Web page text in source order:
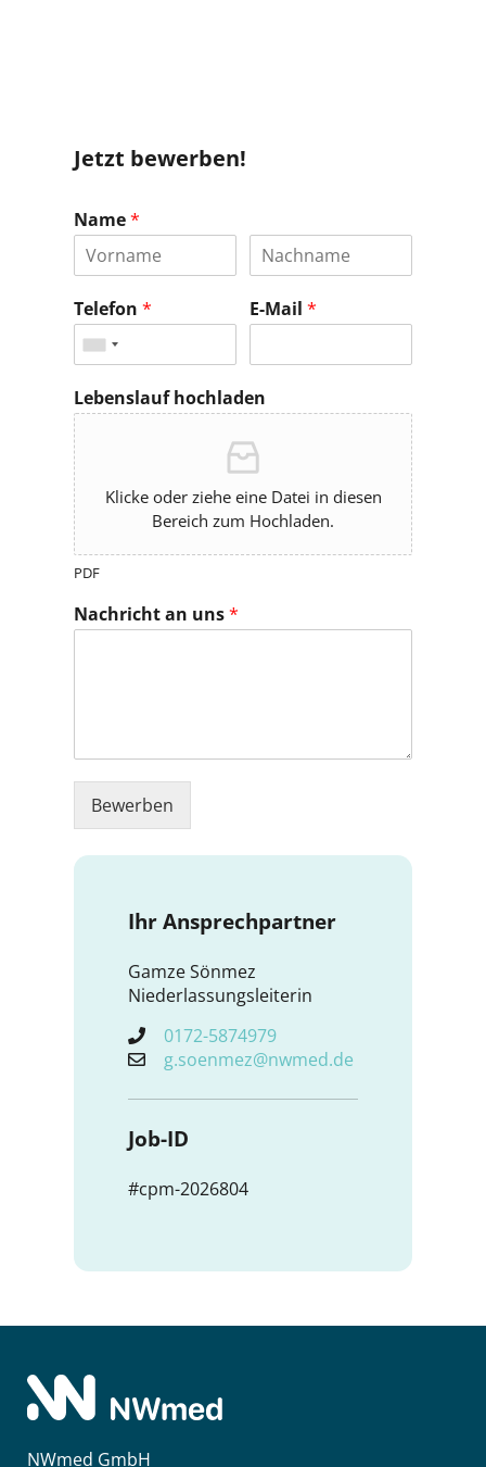
Jetzt bewerben!
Name*
Telefon * E-Mail*
Lebenslauf hochladen
Klicke oder ziehe eine Datei in diesen
Bereich zum Hochladen.
PDF
Nachricht an uns*
Bewerben
Ihr Ansprechpartner
Gamze Sönmez
Niederlassungsleiterin
0172-5874979
g.soenmez@nwmed.de
Job-ID
#cpm-2026804
NWmed GmbH